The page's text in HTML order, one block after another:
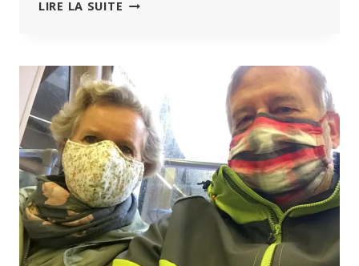
LIRE LA SUITE LE
DANS
SA
DEUXIÈME
PHASE
–
LA
DÉCLARATION
DU
PROCUREUR
EST
MAINTENANT
DISPONIBLE